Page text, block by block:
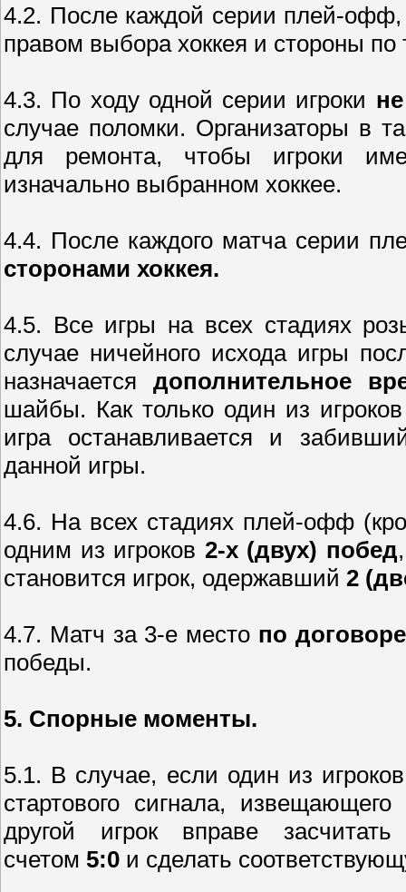
4.2. После каждой серии плей-офф,
правом выбора хоккея и стороны
4.3. По ходу одной серии игроки
случае поломки. Организаторы в
для ремонта, чтобы игроки
изначально выбранном хоккее.
4.4. После каждого матча серии
сторонами хоккея.
4.5. Все игры на всех стадиях
случае ничейного исхода игры
назначаетсядополнительное
шайбы. Как только один из
игра останавливается и
данной игры.
4.6. На всех стадиях плей-офф
одним из игроков 2-х (двух) побед
становится игрок, одержавший 2
4.7. Матч за 3-е место по
победы.
5. Спорные моменты.
5.1. В случае, если один из
стартового сигнала,
другой игрок вправе
счетом 5:0 и сделать